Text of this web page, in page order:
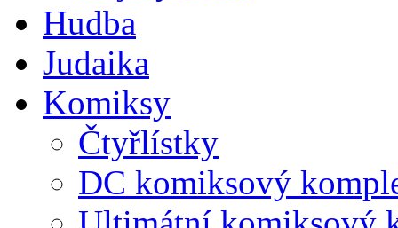
Hudba
Judaika
Komiksy
Čtyřlístky
DC komiksový